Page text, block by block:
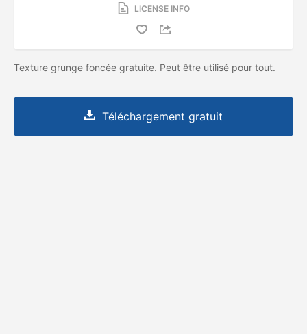
LICENSE INFO
Texture grunge foncée gratuite. Peut être utilisé pour tout.
Téléchargement gratuit